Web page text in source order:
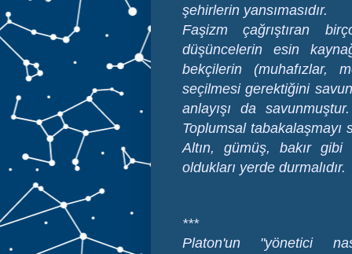
şehirlerin yansımasıdır.
Faşizm çağrıştıran
düşüncelerin esin
bekçilerin (muhafızlar,
seçilmesi gerektiğini
anlayışı da
Toplumsal tabakalaşmayı
Altın, gümüş, bakır gibi
oldukları yerde durmalıdır.
***
Platon'un "yönetici